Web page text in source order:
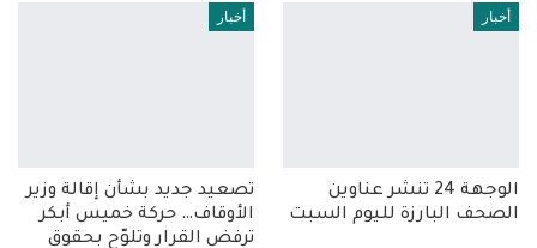
أخبار
الوجهة 24 تنشر عناوين
الصحف البارزة لليوم السبت
أخبار
تصعيد جديد بشأن إقالة وزير
الأوقاف… حركة خميس أبكر
ترفض القرار وتلوّح بحقوق